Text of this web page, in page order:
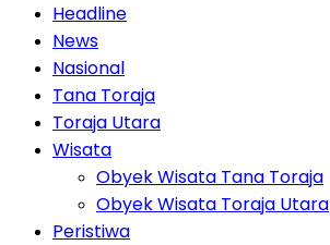
Headline
News
Nasional
Tana Toraja
Toraja Utara
Wisata
Obyek Wisata Tana Toraja
Obyek Wisata Toraja Utara
Peristiwa